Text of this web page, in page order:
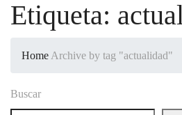
Etiqueta:
Home Archive by tag "actualidad"
Buscar